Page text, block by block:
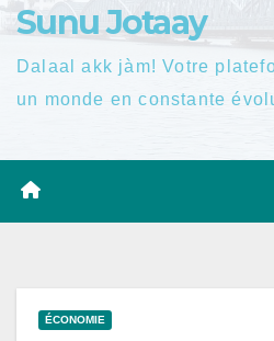
Sunu Jotaay
Dalaal akk jàm! Votre
un monde en constante
ÉCONOMIE